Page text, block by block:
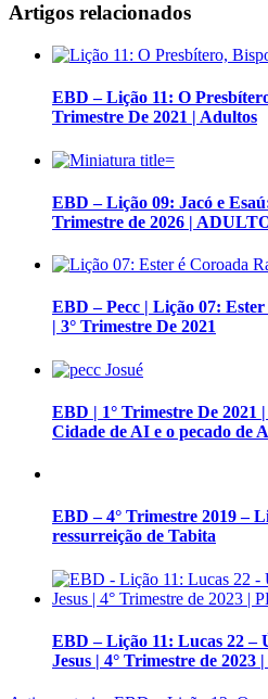
Artigos relacionados
EBD – Lição 11: O
Trimestre De 2021 | Adultos
EBD – Lição 09: Jacó e
Trimestre de 2026 |
EBD – Pecc | Lição 07:
| 3° Trimestre De 2021
EBD | 1° Trimestre De 2021
Cidade de AI e o pecado de
EBD – 4° Trimestre 2019 –
ressurreição de Tabita
EBD – Lição 11: Lucas 22 –
Jesus | 4° Trimestre de 2023